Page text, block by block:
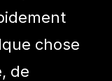
chose
de